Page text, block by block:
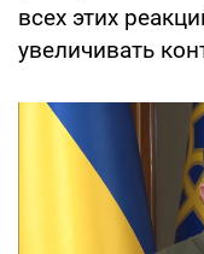
всех этих
увеличивать